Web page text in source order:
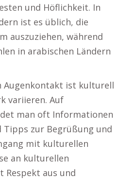
und Höflichkeit. In
ist es üblich, die
auszuziehen, während
in arabischen Ländern
Augenkontakt ist kulturell
variieren. Auf
man oft Informationen
Tipps zur Begrüßung und
mit kulturellen
an kulturellen
Respekt aus und